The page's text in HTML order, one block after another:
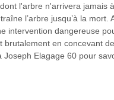
l'arbre n'arrivera jamais
l’arbre jusqu’à la mort.
intervention dangereuse
brutalement en concevant
Elagage 60 pour